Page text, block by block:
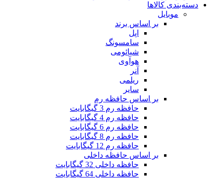
دسته‌بندی کالاها
موبایل
بر اساس برند
اپل
سامسونگ
شیائومی
هوآوی
آنر
ریلمی
سایر
بر اساس حافظه رم
حافظه رم 3 گیگابایت
حافظه رم 4 گیگابایت
حافظه رم 6 گیگابایت
حافظه رم 8 گیگابایت
حافظه رم 12 گیگابایت
بر اساس حافظه داخلی
حافظه داخلی 32 گیگابایت
حافظه داخلی 64 گیگابایت